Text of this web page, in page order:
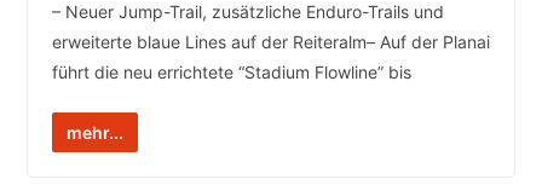
– Neuer Jump-Trail, zusätzliche Enduro-Trails und
erweiterte blaue Lines auf der Reiteralm– Auf der Planai
führt die neu errichtete “Stadium Flowline” bis
mehr...